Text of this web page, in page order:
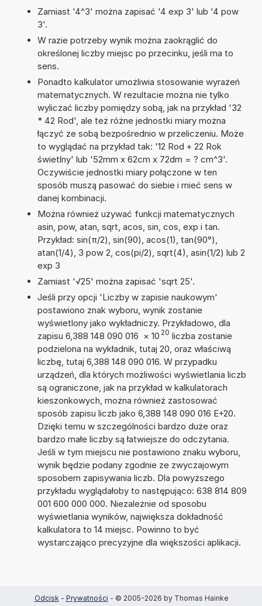
Zamiast '4^3' można zapisać '4 exp 3' lub '4 pow
3'.
W razie potrzeby wynik można zaokrąglić do
określonej liczby miejsc po przecinku, jeśli ma to
sens.
Ponadto kalkulator umożliwia stosowanie wyrażeń
matematycznych. W rezultacie można nie tylko
wyliczać liczby pomiędzy sobą, jak na przykład '32
* 42 Rod', ale też różne jednostki miary można
łączyć ze sobą bezpośrednio w przeliczeniu. Może
to wyglądać na przykład tak: '12 Rod + 22 Rok
świetlny' lub '52mm x 62cm x 72dm = ? cm^3'.
Oczywiście jednostki miary połączone w ten
sposób muszą pasować do siebie i mieć sens w
danej kombinacji.
Można również używać funkcji matematycznych
asin, pow, atan, sqrt, acos, sin, cos, exp i tan.
Przykład: sin(π/2), sin(90), acos(1), tan(90°),
atan(1/4), 3 pow 2, cos(pi/2), sqrt(4), asin(1/2) lub 2
exp 3
Zamiast '√25' można zapisać 'sqrt 25'.
Jeśli przy opcji 'Liczby w zapisie naukowym'
postawiono znak wyboru, wynik zostanie
wyświetlony jako wykładniczy. Przykładowo, dla
zapisu 6,388 148 090 016 × 10 20 liczba zostanie
podzielona na wykładnik, tutaj 20, oraz właściwą
liczbę, tutaj 6,388 148 090 016. W przypadku
urządzeń, dla których możliwości wyświetlania liczb
są ograniczone, jak na przykład w kalkulatorach
kieszonkowych, można również zastosować
sposób zapisu liczb jako 6,388 148 090 016 E+20.
Dzięki temu w szczególności bardzo duże oraz
bardzo małe liczby są łatwiejsze do odczytania.
Jeśli w tym miejscu nie postawiono znaku wyboru,
wynik będzie podany zgodnie ze zwyczajowym
sposobem zapisywania liczb. Dla powyższego
przykładu wyglądałoby to następująco: 638 814 809
001 600 000 000. Niezależnie od sposobu
wyświetlania wyników, największa dokładność
kalkulatora to 14 miejsc. Powinno to być
wystarczająco precyzyjne dla większości aplikacji.
Odcisk - Prywatności - © 2005-2026 by Thomas Hainke